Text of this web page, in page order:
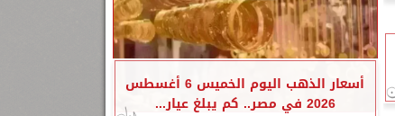
أسعار الذهب اليوم الخميس 6 أغسطس
2026 في مصر.. كم يبلغ عيار...